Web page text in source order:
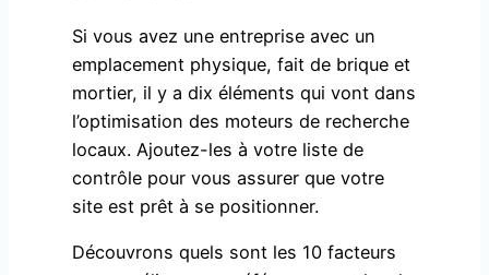
Si vous avez une entreprise avec un
emplacement physique, fait de brique et
mortier, il y a dix éléments qui vont dans
l’optimisation des moteurs de recherche
locaux. Ajoutez-les à votre liste de
contrôle pour vous assurer que votre
site est prêt à se positionner.
Découvrons quels sont les 10 facteurs